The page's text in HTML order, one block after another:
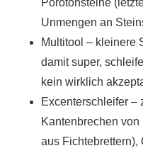
Porotonsteine
Unmengen an
Multitool – kleinere
damit super,
kein wirklich
Excenterschleifer –
Kantenbrechen
aus Fichtebrettern),